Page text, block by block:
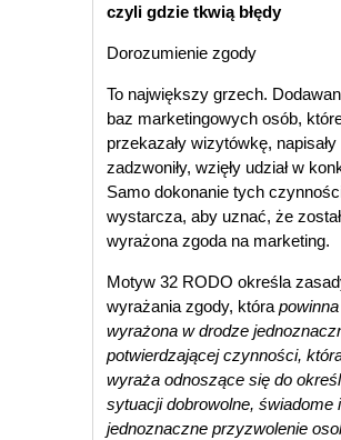
czyli gdzie tkwią błędy
Dorozumienie zgody
To największy grzech.
baz marketingowych osób,
przekazały wizytówkę, napisały
zadzwoniły, wzięły udział w
Samo dokonanie tych
wystarcza, aby uznać, że
wyrażona zgoda na marketing.
Motyw 32 RODO określa
wyrażania zgody, która
wyrażona w drodze
potwierdzającej czynności,
wyraża odnoszące się do
sytuacji dobrowolne, świadome i
jednoznaczne przyzwolenie